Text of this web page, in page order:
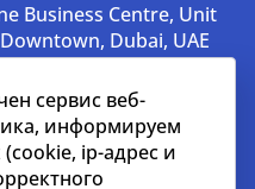
Business Centre, Unit
Dubai, UAE
сервис веб-
информируем
ip-адрес и